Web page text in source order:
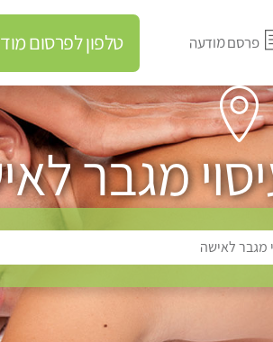
פרסם מודעה טלפון לפרסום מודעה: 054-
מגבר
מגבר לאישה